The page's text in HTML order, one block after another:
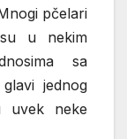
pčelari
u nekim
sa
jednog
uvek neke